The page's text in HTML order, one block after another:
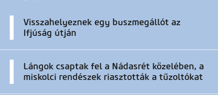
Visszahelyeznek egy buszmegállót az
Ifjúság útján
Lángok csaptak fel a Nádasrét közelében, a
miskolci rendészek riasztották a tűzoltókat